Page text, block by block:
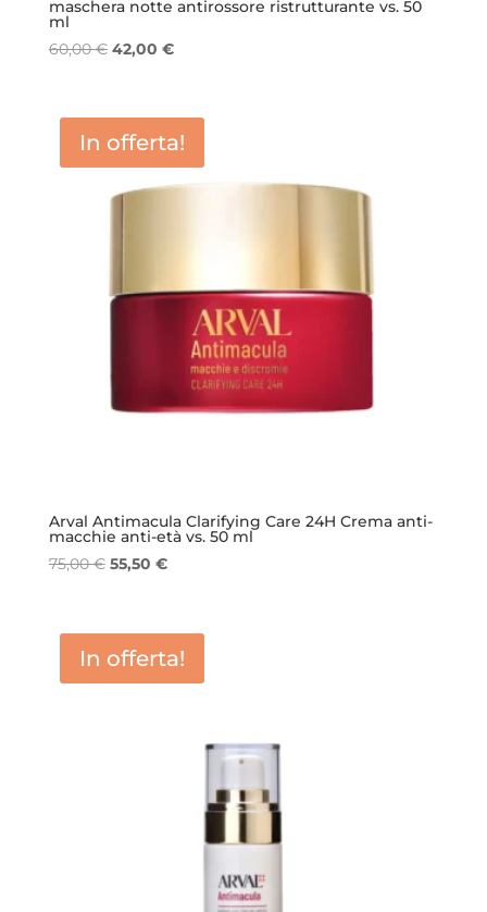
maschera notte antirossore ristrutturante vs. 50
ml
60,00€ Il
era:
60,00 €.
42,00 €Il
è:
42,00 €.
In offerta!
Arval Antimacula Clarifying Care 24H Crema anti-
macchie anti-età vs. 50 ml
75,00€ Il
era:
75,00 €.
55,50 €Il
è:
55,50 €.
In offerta!